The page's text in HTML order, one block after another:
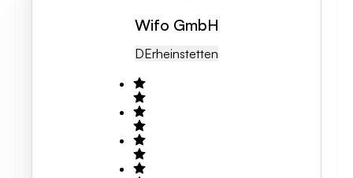
Wifo GmbH
DERheinstetten